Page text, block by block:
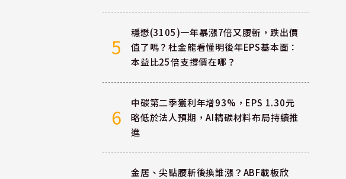
5
穩懋(3105)一年暴漲7倍又腰斬，跌出價
值了嗎？杜金龍看懂明後年EPS基本面：
本益比25倍支撐價在哪？
6
中碳第二季獲利年增93%，EPS 1.30元
略低於法人預期，AI精碳材料布局持續推
進
金居、尖點腰斬後換誰漲？ABF載板欣